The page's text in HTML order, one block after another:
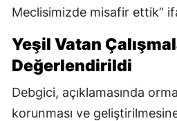
Meclisimizde misafir ettik”
Yeşil Vatan
Değerlendirildi
Debgici, açıklamasında
korunması ve